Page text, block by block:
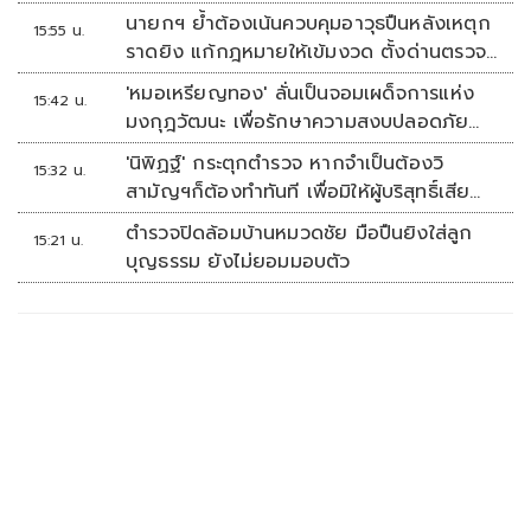
15:55 น.
นายกฯ ย้ำต้องเน้นควบคุมอาวุธปืนหลังเหตุก
ราดยิง แก้กฎหมายให้เข้มงวด ตั้งด่านตรวจ
เพิ่ม
15:42 น.
'หมอเหรียญทอง' ลั่นเป็นจอมเผด็จการแห่ง
มงกุฎวัฒนะ เพื่อรักษาความสงบปลอดภัย
ภายในรพ.
15:32 น.
'นิพิฏฐ์' กระตุกตำรวจ หากจำเป็นต้องวิ
สามัญฯก็ต้องทำทันที เพื่อมิให้ผู้บริสุทธิ์เสีย
ชีวิตเพิ่ม
15:21 น.
ตำรวจปิดล้อมบ้านหมวดชัย มือปืนยิงใส่ลูก
บุญธรรม ยังไม่ยอมมอบตัว